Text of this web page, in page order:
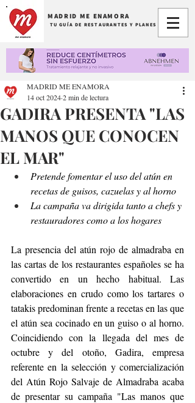
MADRID ME ENAMORA
TU GUÍA DE RESTAURANTES Y PLANES
GADIRA PRESENTA "LAS
MANOS QUE CONOCEN
EL MAR"
MADRID ME ENAMORA
14 oct 20242 min de lectura
Pretende fomentar el uso del atún en
recetas de guisos, cazuelas y al horno
La campaña va dirigida tanto a chefs y
restauradores como a los hogares
La presencia del atún rojo de almadraba en
las cartas de los restaurantes españoles se ha
convertido en un hecho habitual. Las
elaboraciones en crudo como los tartares o
tatakis predominan frente a recetas en las que
el atún sea cocinado en un guiso o al horno.
Coincidiendo con la llegada del mes de
octubre y del otoño, Gadira, empresa
referente en la selección y comercialización
del Atún Rojo Salvaje de Almadraba acaba
de presentar su campaña "Las manos que